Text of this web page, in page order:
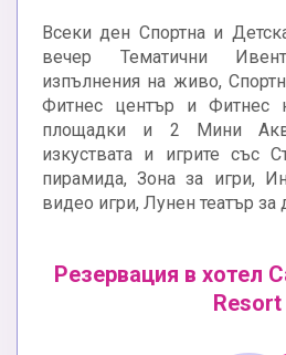
Всеки ден Спортна и
вечер Тематични
изпълнения на живо,
Фитнес център и Фитнес
площадки и 2 Мини
изкуствата и игрите със
пирамида, Зона за игри,
видео игри, Лунен театър за
Резервация в хотел
Resort